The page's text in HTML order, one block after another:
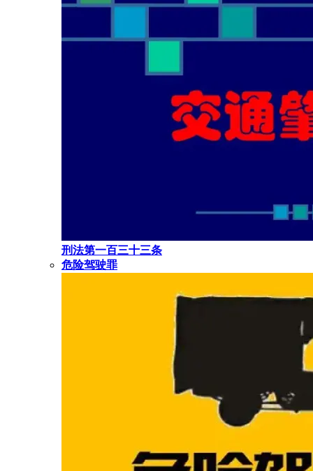
刑法第一百三十三条
危险驾驶罪